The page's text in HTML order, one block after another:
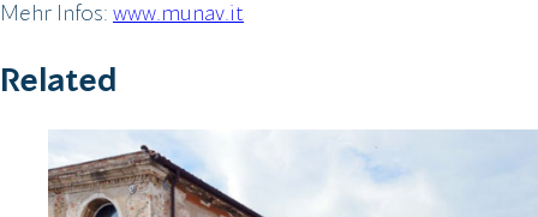
Mehr Infos:www.munav.it
Related